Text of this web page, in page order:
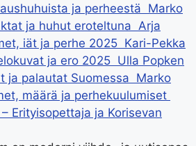
ja perheestä Marko
ja huhut eroteltuna Arja
iät ja perhe 2025 Kari-Pekka
ja ero 2025 Ulla Popken
ja palautat Suomessa Marko
määrä ja perhekuulumiset
Erityisopettaja ja Korisevan